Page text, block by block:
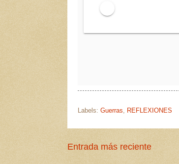
Labels: Guerras REFLEXIONES
Entrada más reciente